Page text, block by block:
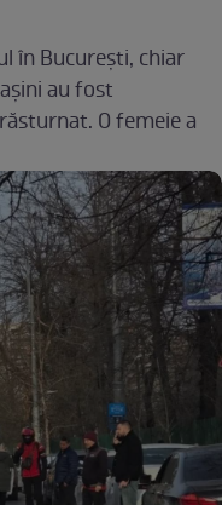
în București, chiar
au fost
O femeie a